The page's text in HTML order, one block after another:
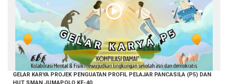
GELAR KARYA PROJEK PENGUATAN PROFIL PELAJAR PANCASILA (P5) DAN